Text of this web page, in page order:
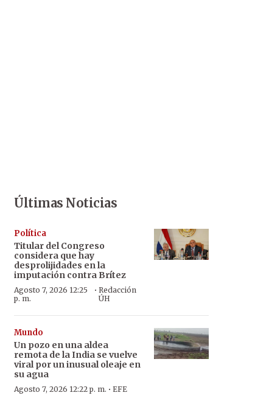
Últimas Noticias
Política
Titular del Congreso
considera que hay
desprolijidades en la
imputación contra Brítez
Agosto 7, 2026 12:25
p. m.
· Redacción
ÚH
Mundo
Un pozo en una aldea
remota de la India se vuelve
viral por un inusual oleaje en
su agua
Agosto 7, 2026 12:22 p. m. · EFE